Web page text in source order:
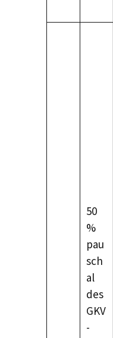
50
%
pau
sch
al
des
GKV
-